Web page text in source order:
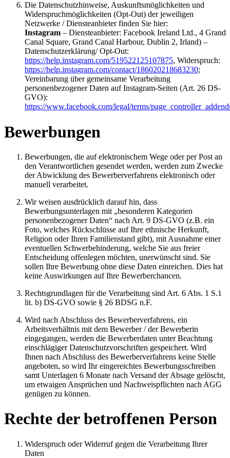
Die Datenschutzhinweise, Auskunftsmöglichkeiten und
Widerspruchmöglichkeiten (Opt-Out) der jeweiligen
Netzwerke / Diensteanbieter finden Sie hier:
Instagram – Diensteanbieter: Facebook Ireland Ltd., 4 Grand
Canal Square, Grand Canal Harbour, Dublin 2, Irland) –
Datenschutzerklärung/ Opt-Out:
https://help.instagram.com/519522125107875, Widerspruch:
https://help.instagram.com/contact/186020218683230;
Vereinbarung über gemeinsame Verarbeitung
personenbezogener Daten auf Instagram-Seiten (Art. 26 DS-
GVO):
https://www.facebook.com/legal/terms/
Bewerbungen
Bewerbungen, die auf elektronischem Wege oder per Post an
den Verantwortlichen gesendet werden, werden zum Zwecke
der Abwicklung des Bewerberverfahrens elektronisch oder
manuell verarbeitet.
Wir weisen ausdrücklich darauf hin, dass
Bewerbungsunterlagen mit „besonderen Kategorien
personenbezogener Daten“ nach Art. 9 DS-GVO (z.B. ein
Foto, welches Rückschlüsse auf Ihre ethnische Herkunft,
Religion oder Ihren Familienstand gibt), mit Ausnahme einer
eventuellen Schwerbehinderung, welche Sie aus freier
Entscheidung offenlegen möchten, unerwünscht sind. Sie
sollen Ihre Bewerbung ohne diese Daten einreichen. Dies hat
keine Auswirkungen auf Ihre Bewerberchancen.
Rechtsgrundlagen für die Verarbeitung sind Art. 6 Abs. 1 S.1
lit. b) DS-GVO sowie § 26 BDSG n.F.
Wird nach Abschluss des Bewerberverfahrens, ein
Arbeitsverhältnis mit dem Bewerber / der Bewerberin
eingegangen, werden die Bewerberdaten unter Beachtung
einschlägiger Datenschutzvorschriften gespeichert. Wird
Ihnen nach Abschluss des Bewerberverfahrens keine Stelle
angeboten, so wird Ihr eingereichtes Bewerbungsschreiben
samt Unterlagen 6 Monate nach Versand der Absage gelöscht,
um etwaigen Ansprüchen und Nachweispflichten nach AGG
genügen zu können.
Rechte der betroffenen Person
Widerspruch oder Widerruf gegen die Verarbeitung Ihrer
Daten